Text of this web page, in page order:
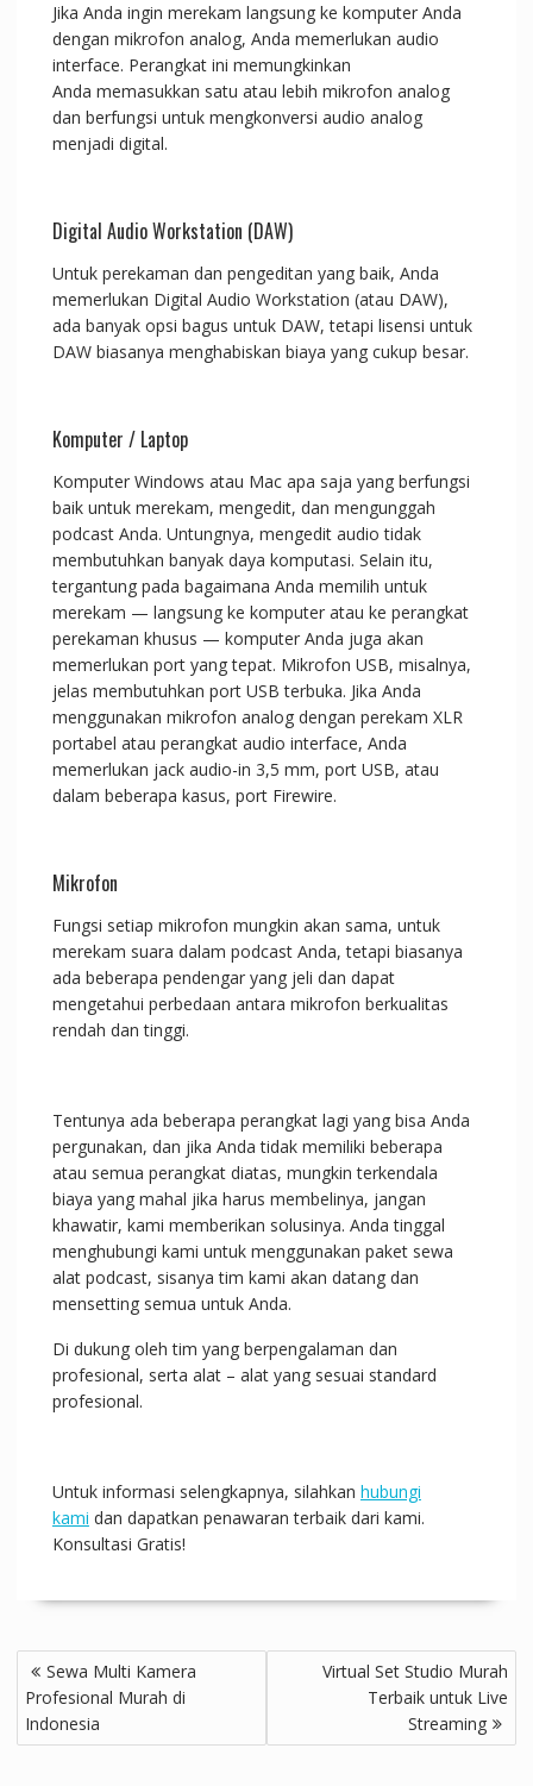
Jika Anda ingin merekam langsung ke komputer Anda
dengan mikrofon analog, Anda memerlukan audio
interface. Perangkat ini memungkinkan
Anda memasukkan satu atau lebih mikrofon analog
dan berfungsi untuk mengkonversi audio analog
menjadi digital.
Digital Audio Workstation (DAW)
Untuk perekaman dan pengeditan yang baik, Anda
memerlukan Digital Audio Workstation (atau DAW),
ada banyak opsi bagus untuk DAW, tetapi lisensi untuk
DAW biasanya menghabiskan biaya yang cukup besar.
Komputer / Laptop
Komputer Windows atau Mac apa saja yang berfungsi
baik untuk merekam, mengedit, dan mengunggah
podcast Anda. Untungnya, mengedit audio tidak
membutuhkan banyak daya komputasi. Selain itu,
tergantung pada bagaimana Anda memilih untuk
merekam — langsung ke komputer atau ke perangkat
perekaman khusus — komputer Anda juga akan
memerlukan port yang tepat. Mikrofon USB, misalnya,
jelas membutuhkan port USB terbuka. Jika Anda
menggunakan mikrofon analog dengan perekam XLR
portabel atau perangkat audio interface, Anda
memerlukan jack audio-in 3,5 mm, port USB, atau
dalam beberapa kasus, port Firewire.
Mikrofon
Fungsi setiap mikrofon mungkin akan sama, untuk
merekam suara dalam podcast Anda, tetapi biasanya
ada beberapa pendengar yang jeli dan dapat
mengetahui perbedaan antara mikrofon berkualitas
rendah dan tinggi.
Tentunya ada beberapa perangkat lagi yang bisa Anda
pergunakan, dan jika Anda tidak memiliki beberapa
atau semua perangkat diatas, mungkin terkendala
biaya yang mahal jika harus membelinya, jangan
khawatir, kami memberikan solusinya. Anda tinggal
menghubungi kami untuk menggunakan paket sewa
alat podcast, sisanya tim kami akan datang dan
mensetting semua untuk Anda.
Di dukung oleh tim yang berpengalaman dan
profesional, serta alat – alat yang sesuai standard
profesional.
Untuk informasi selengkapnya, silahkan hubungi
kami dan dapatkan penawaran terbaik dari kami.
Konsultasi Gratis!
Post
navigation
Sewa Multi Kamera
Profesional Murah di
Indonesia
Virtual Set Studio Murah
Terbaik untuk Live
Streaming